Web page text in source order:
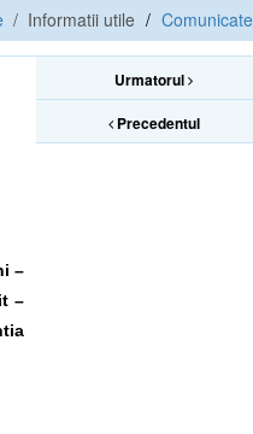
/ Informatii utile Comunicate
Urmatorul
Precedentul
–
–